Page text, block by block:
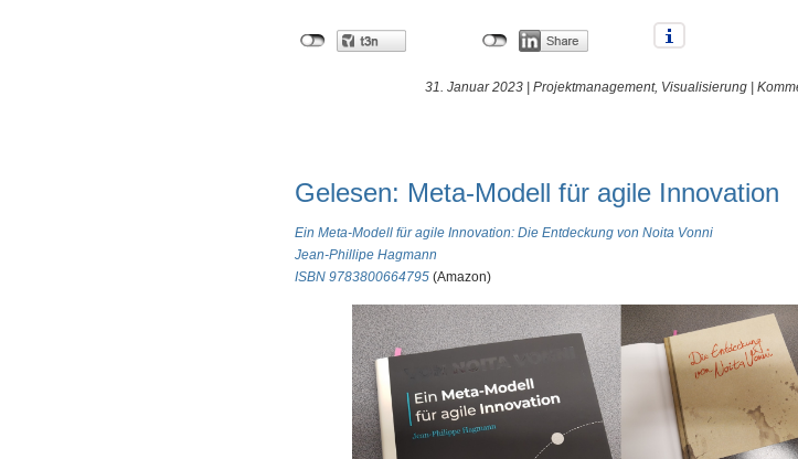
31. Januar 2023 | Projektmanagement, Visualisierung
Gelesen: Meta-Modell für agile Innovation
Ein Meta-Modell für agile Innovation: Die Entdeckung von Noita Vonni
Jean-Phillipe Hagmann
ISBN 9783800664795 (Amazon)